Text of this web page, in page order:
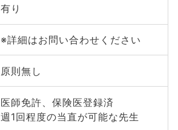
有り
※詳細はお問い合わせください
原則無し
医師免許、保険医登録済
週1回程度の当直が可能な先生